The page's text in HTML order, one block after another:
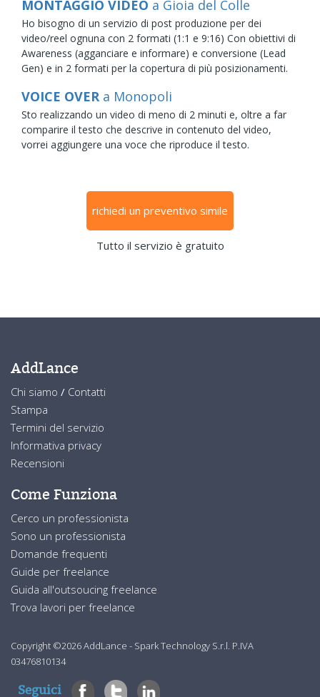
MONTAGGIO VIDEO a Gioia del Colle
Ho bisogno di un servizio di post produzione per dei
video/reel ognuna con 2 formati (1:1 e 9:16) Con obiettivi di
Awareness (agganciare e informare) e conversione (Lead
Gen) e in 2 formati per la copertura di più posizionamenti.
VOICE OVER a Monopoli
Sto realizzando un video di meno di 2 minuti e, oltre a far
comparire il testo che descrive in contenuto del video,
vorrei aggiungere una voce che riproduce il testo.
richiedi un preventivo simile
Tutto il servizio è gratuito
AddLance
Chi siamo / Contatti
Stampa
Termini del servizio
Informativa privacy
Recensioni
Come Funziona
Cerco un professionista
Sono un professionista
Domande frequenti
Guide per freelance
Guida all'outsoucing freelance
Trova lavori per freelance
Copyright ©2026 AddLance - Spark Technology S.r.l. P.IVA
03476810134
Seguici